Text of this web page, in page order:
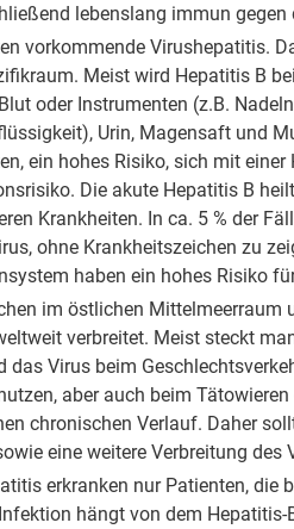
lebenslang immun gegen
vorkommende Virushepatitis.
Meist wird Hepatitis B
oder Instrumenten (z.B.
Urin, Magensaft und
ein hohes Risiko, sich mit
Die akute Hepatitis B
Krankheiten. In ca. 5 % der
ohne Krankheitszeichen zu
haben ein hohes Risiko
im östlichen
verbreitet. Meist steckt
das Virus beim
aber auch beim
chronischen Verlauf. Daher
eine weitere Verbreitung des
erkranken nur Patienten,
hängt von dem